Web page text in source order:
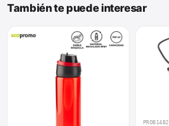
También te puede interesar
PROB1482